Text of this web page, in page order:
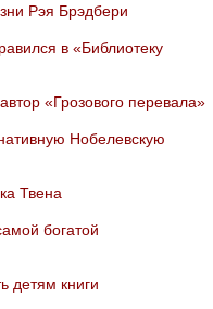
Рэя Брэдбери
в «Библиотеку
«Грозового перевала»
Нобелевскую
Твена
богатой
детям книги